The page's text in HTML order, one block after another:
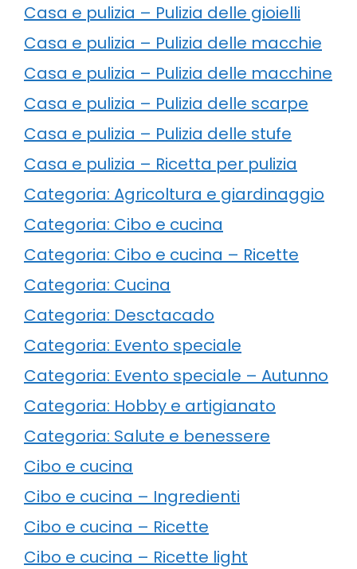
Casa e pulizia – Pulizia delle gioielli
Casa e pulizia – Pulizia delle macchie
Casa e pulizia – Pulizia delle macchine
Casa e pulizia – Pulizia delle scarpe
Casa e pulizia – Pulizia delle stufe
Casa e pulizia – Ricetta per pulizia
Categoria: Agricoltura e giardinaggio
Categoria: Cibo e cucina
Categoria: Cibo e cucina – Ricette
Categoria: Cucina
Categoria: Desctacado
Categoria: Evento speciale
Categoria: Evento speciale – Autunno
Categoria: Hobby e artigianato
Categoria: Salute e benessere
Cibo e cucina
Cibo e cucina – Ingredienti
Cibo e cucina – Ricette
Cibo e cucina – Ricette light